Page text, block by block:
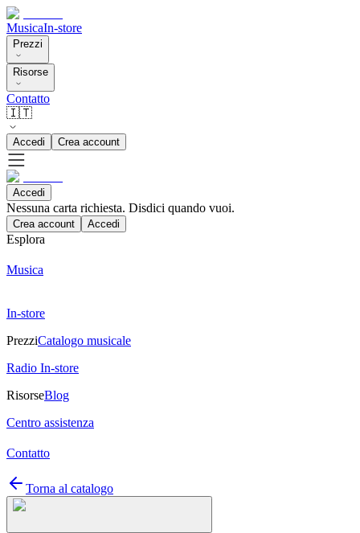
MusicaIn-store
Prezzi
Risorse
Contatto
🇮🇹
Accedi Crea account
Accedi
Nessuna carta richiesta. Disdici quando vuoi.
Crea account Accedi
Esplora
Musica
In-store
PrezziCatalogo musicale
Radio In-store
RisorseBlog
Centro assistenza
Contatto
Torna al catalogo